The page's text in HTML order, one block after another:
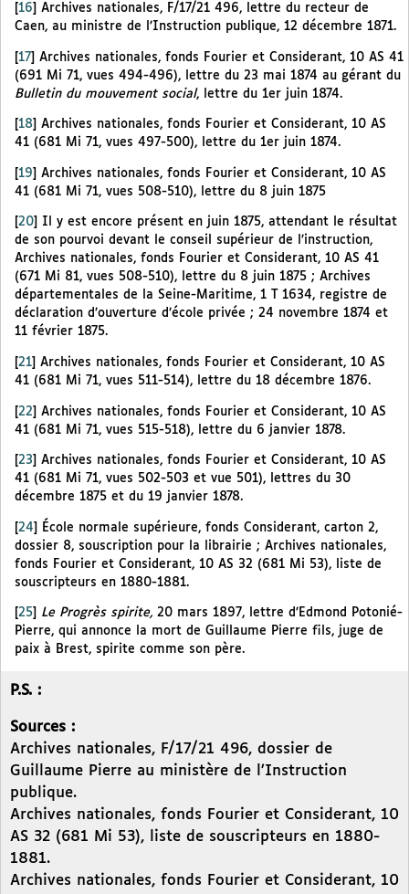
16
Archives nationales, F/17/21 496, lettre du recteur de
Caen, au ministre de l’Instruction publique, 12 décembre 1871.
[17] Archives nationales, fonds Fourier et Considerant, 10 AS 41
(691 Mi 71, vues 494-496), lettre du 23 mai 1874 au gérant du
Bulletin du mouvement social, lettre du 1er juin 1874.
18
Archives nationales, fonds Fourier et Considerant, 10 AS
41 (681 Mi 71, vues 497-500), lettre du 1er juin 1874.
[19] Archives nationales, fonds Fourier et Considerant, 10 AS
41 (681 Mi 71, vues 508-510), lettre du 8 juin 1875
20
Il y est encore présent en juin 1875, attendant le résultat
de son pourvoi devant le conseil supérieur de l’instruction,
Archives nationales, fonds Fourier et Considerant, 10 AS 41
(671 Mi 81, vues 508-510), lettre du 8 juin 1875 ; Archives
départementales de la Seine-Maritime, 1 T 1634, registre de
déclaration d’ouverture d’école privée ; 24 novembre 1874 et
11 février 1875.
21
Archives nationales, fonds Fourier et Considerant, 10 AS
41 (681 Mi 71, vues 511-514), lettre du 18 décembre 1876.
[22] Archives nationales, fonds Fourier et Considerant, 10 AS
41 (681 Mi 71, vues 515-518), lettre du 6 janvier 1878.
23
Archives nationales, fonds Fourier et Considerant, 10 AS
41 (681 Mi 71, vues 502-503 et vue 501), lettres du 30
décembre 1875 et du 19 janvier 1878.
[24]
École normale supérieure, fonds Considerant, carton 2,
dossier 8, souscription pour la librairie ; Archives nationales,
fonds Fourier et Considerant, 10 AS 32 (681 Mi 53), liste de
souscripteurs en 1880-1881.
25 Le Progrès spirite, 20 mars 1897, lettre d’Edmond Potonié-
Pierre, qui annonce la mort de Guillaume Pierre fils, juge de
paix à Brest, spirite comme son père.
P.S. :
Sources :
Archives nationales, F/17/21 496, dossier de
Guillaume Pierre au ministère de l’Instruction
publique.
Archives nationales, fonds Fourier et Considerant, 10
AS 32 (681 Mi 53), liste de souscripteurs en 1880-
1881.
Archives nationales, fonds Fourier et Considerant, 10